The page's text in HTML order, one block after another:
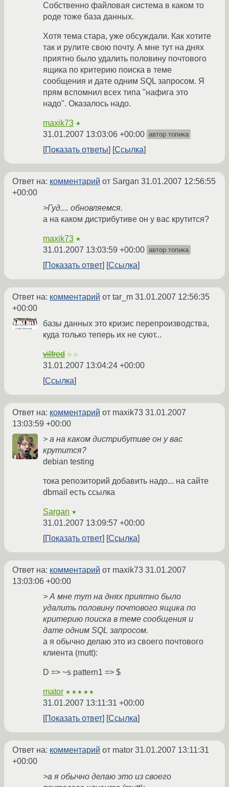
Собственно файловая система в каком то
роде тоже база данных.
Хотя тема стара, уже обсуждали. Как хотите
так и рулите свою почту. А мне тут на днях
приятно было удалить половину почтового
ящика по критерию поиска в теме
сообщения и дате одним SQL запросом. Я
прям вспомнил всех типа "нафига это
надо". Оказалось надо.
maxik73 ★
31.01.2007 13:03:06 +00:00 автор топика
Показать ответы Ссылка
Ответ на: комментарий от Sargan 31.01.2007 12:56:55
+00:00
>Гуд.... обновляемся.
а на каком дистрибутиве он у вас крутится?
maxik73 ★
31.01.2007 13:03:59 +00:00 автор топика
Показать ответ Ссылка
Ответ на: комментарий от tar_m 31.01.2007 12:56:35
+00:00
базы данных это кризис перепроизводства,
куда только теперь их не суют...
vilfred ☆☆
31.01.2007 13:04:24 +00:00
Ссылка
Ответ на: комментарий от maxik73 31.01.2007
13:03:59 +00:00
> а на каком дистрибутиве он у вас
крутится?
debian testing
тока репозиторий добавить надо... на сайте
dbmail есть ссылка
Sargan ★
31.01.2007 13:09:57 +00:00
Показать ответ
Ссылка
Ответ на: комментарий от maxik73 31.01.2007
13:03:06 +00:00
> А мне тут на днях приятно было
удалить половину почтового ящика по
критерию поиска в теме сообщения и
дате одним SQL запросом.
а я обычно делаю это из своего почтового
клиента (mutt):
D => ~s pattern1 => $
mator ★★★★★
31.01.2007 13:11:31 +00:00
Показать ответ
Ссылка
Ответ на: комментарий от mator 31.01.2007 13:11:31
+00:00
>а я обычно делаю это из своего